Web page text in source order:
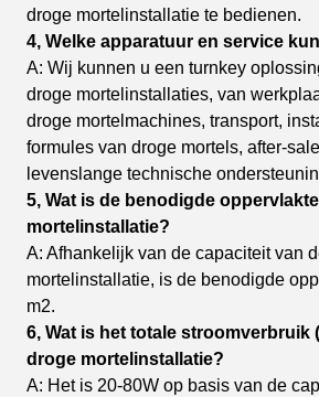
droge mortelinstallatie te bedienen.
4, Welke apparatuur en service
A: Wij kunnen u een turnkey
droge mortelinstallaties, van
droge mortel machines, transport,
formules van droge mortels, after-
levenslange technische
5, Wat is de benodigde
mortelinstallatie?
A: Afhankelijk van de capaciteit van
mortelinstallatie, is de benodigde
m2.
6, Wat is het totale stroomverbruik
droge mortelinstallatie?
A: Het is 20-80W op basis van de